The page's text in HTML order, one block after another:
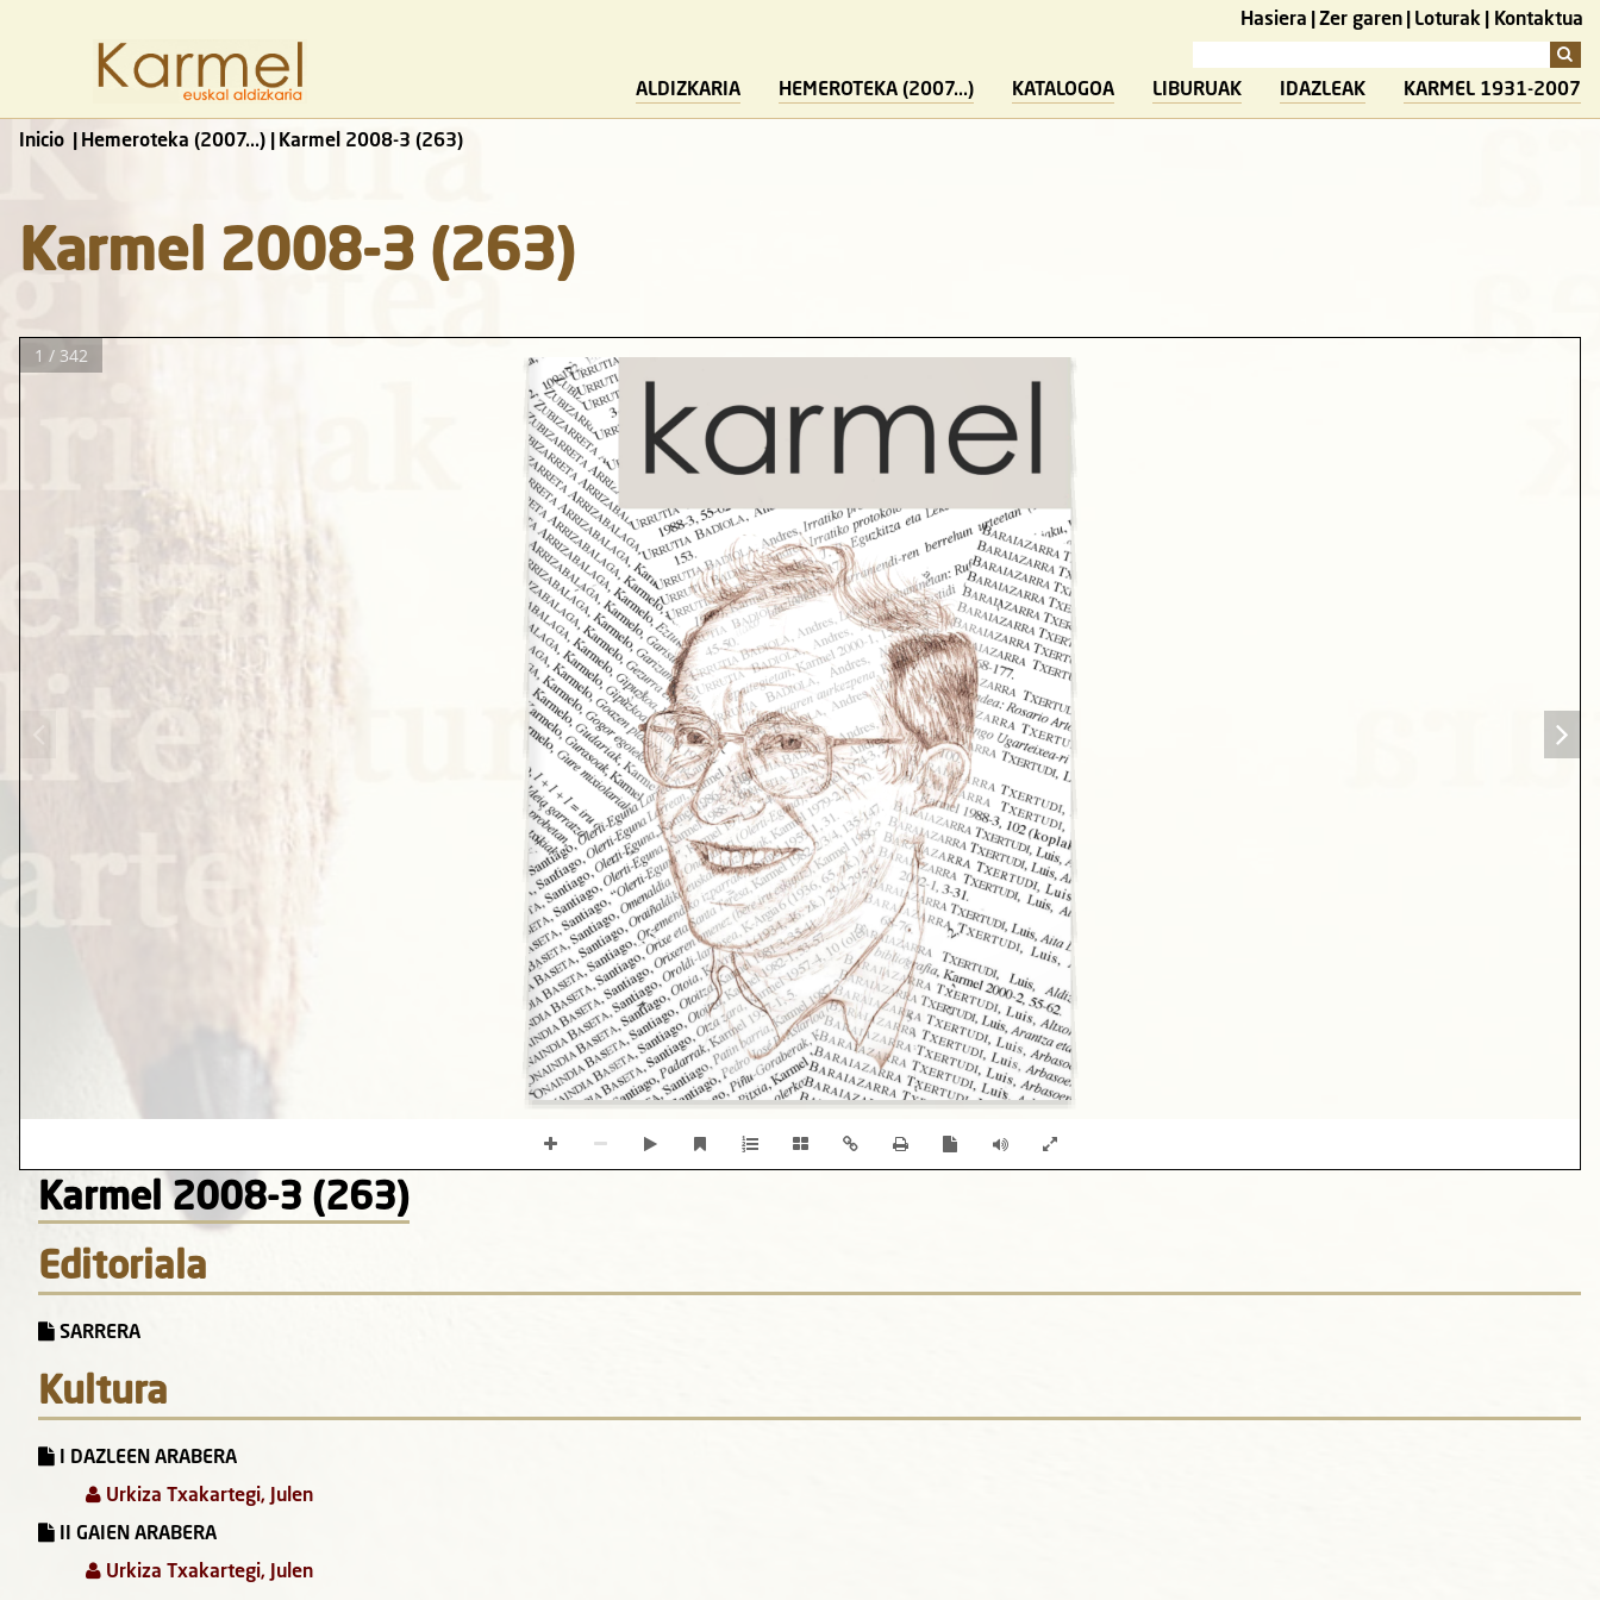
Hasiera Zer garen Loturak Kontaktua
ALDIZKARIA HEMEROTEKA (2007...) KATALOGOA LIBURUAK IDAZLEAK KARMEL 1931-2007
Inicio Hemeroteka (2007...) Karmel 2008-3 (263)
Karmel 2008-3 (263)
1 / 342
Karmel 2008-3 (263)
Editoriala
SARRERA
Kultura
I DAZLEEN ARABERA
Urkiza Txakartegi, Julen
II GAIEN ARABERA
Urkiza Txakartegi, Julen